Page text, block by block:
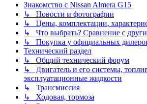
Знакомство с Nissan Almera G15
↳ Новости и фотографии
↳ Цены, комплектации,
↳ Что выбрать? Сравнение с
↳ Покупка у официальных
Технический раздел
↳ Общий технический форум
↳ Двигатель и его системы,
эксплуатационные жидкости
↳ Трансмиссия
↳ Ходовая, тормоза